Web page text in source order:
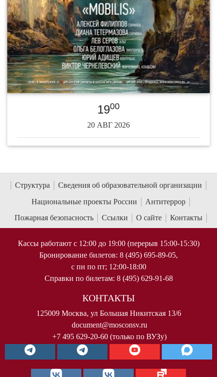
1900
20 АВГ 2026
Структура
Сведения об образовательной организации
Национальные проекты России
Антитеррор
Пожарная безопасность
Ссылки О сайте Контакты
Кассы работают с 12:00 до 19:00 (перерыв 15:00-15:30)
Бронирование билетов: 8 (495) 695-89-05,
с пн по пт; 12:00-18:00
Справки по билетам: 8 (495) 629-91-68
КОНТАКТЫ
125009 Москва, ул Большая Никитская 13/6
document@mosconsv.ru
+7 495 629-20-60 (только по ВУЗу)